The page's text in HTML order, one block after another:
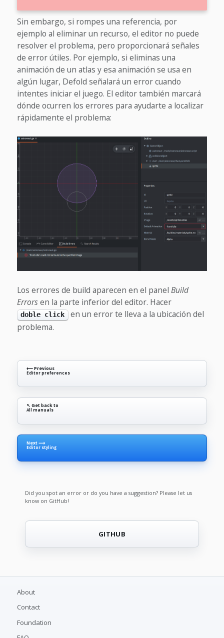
Sin embargo, si rompes una referencia, por
ejemplo al eliminar un recurso, el editor no puede
resolver el problema, pero proporcionará señales
de error útiles. Por ejemplo, si eliminas una
animación de un atlas y esa animación se usa en
algún lugar, Defold señalará un error cuando
intentes iniciar el juego. El editor también marcará
dónde ocurren los errores para ayudarte a localizar
rápidamente el problema:
Los errores de build aparecen en el panel Build
Errorsen la parte inferior del editor. Hacer
doble click
en un error te lleva a la ubicación del
problema.
⟵ Previous
Editor preferences
↖ Get back to
All manuals
Next ⟶
Editor styling
Did you spot an error or do you have a suggestion? Please let us
know on GitHub!
GITHUB
About
Contact
Foundation